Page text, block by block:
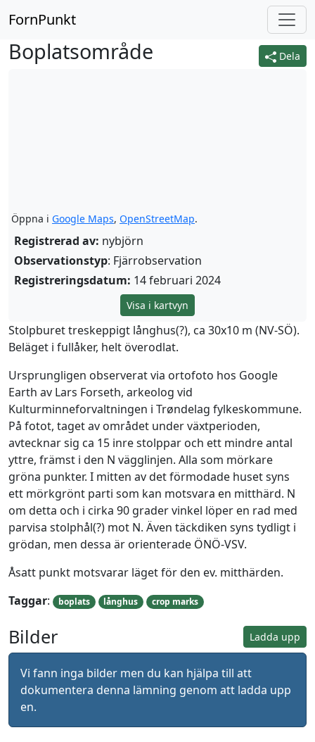
FornPunkt
Dela
Boplatsområde
Öppna i Google Maps, OpenStreetMap.
Registrerad av: nybjörn
Observationstyp: Fjärrobservation
Registreringsdatum: 14 februari 2024
Visa i kartvyn
Stolpburet treskeppigt långhus(?), ca 30x10 m (NV-SÖ).
Beläget i fullåker, helt överodlat.
Ursprungligen observerat via ortofoto hos Google
Earth av Lars Forseth, arkeolog vid
Kulturminneforvaltningen i Trøndelag fylkeskommune.
På fotot, taget av området under växtperioden,
avtecknar sig ca 15 inre stolppar och ett mindre antal
yttre, främst i den N vägglinjen. Alla som mörkare
gröna punkter. I mitten av det förmodade huset syns
ett mörkgrönt parti som kan motsvara en mitthärd. N
om detta och i cirka 90 grader vinkel löper en rad med
parvisa stolphål(?) mot N. Även täckdiken syns tydligt i
grödan, men dessa är orienterade ÖNÖ-VSV.
Åsatt punkt motsvarar läget för den ev. mitthärden.
Taggar: boplats långhus crop marks
Ladda upp
Bilder
Vi fann inga bilder men du kan hjälpa till att
dokumentera denna lämning genom att ladda upp
en.